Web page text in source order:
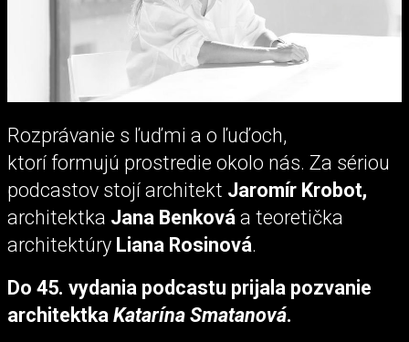
Rozprávanie s ľuďmi a o ľuďoch,
ktorí formujú prostredie okolo nás. Za sériou
podcastov stojí architekt Jaromír Krobot,
architektka Jana Benková a teoretička
architektúry Liana Rosinová.
Do 45. vydania podcastu prijala pozvanie
architektka Katarína Smatanová.